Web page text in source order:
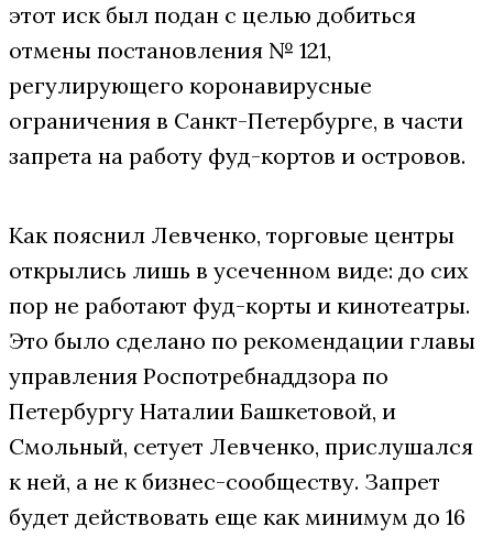
этот иск был подан с целью добиться
отмены постановления № 121,
регулирующего коронавирусные
ограничения в Санкт-Петербурге, в части
запрета на работу фуд-кортов и островов.
Как пояснил Левченко, торговые центры
открылись лишь в усеченном виде: до сих
пор не работают фуд-корты и кинотеатры.
Это было сделано по рекомендации главы
управления Роспотребнаддзора по
Петербургу Наталии Башкетовой, и
Смольный, сетует Левченко, прислушался
к ней, а не к бизнес-сообществу. Запрет
будет действовать еще как минимум до 16